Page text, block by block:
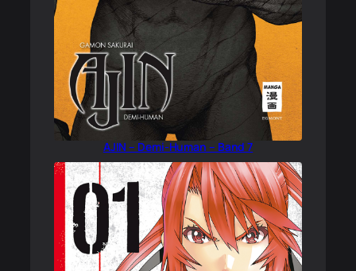
AJIN – Demi-Human – Band 7